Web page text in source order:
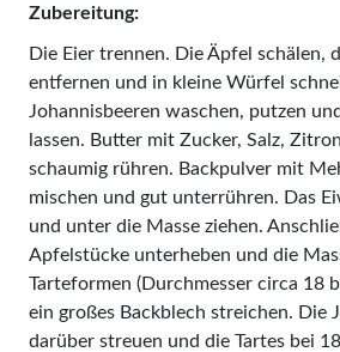
Zubereitung:
Die Eier trennen. Die Äpfel schälen,
entfernen und in kleine Würfel
Johannisbeeren waschen, putzen
lassen. Butter mit Zucker, Salz,
schaumig rühren. Backpulver mit
mischen und gut unterrühren. Das
und unter die Masse ziehen.
Apfelstücke unterheben und die
Tarteformen (Durchmesser circa 18
ein großes Backblech streichen. Die
darüber streuen und die Tartes bei